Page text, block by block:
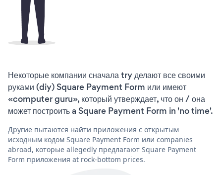
Некоторые компании сначала try делают все своими
руками (diy) Square Payment Form или имеют
«computer guru», который утверждает, что он / она
может построить a Square Payment Form in 'no time'.
Другие пытаются найти приложения с открытым
исходным кодом Square Payment Form или companies
abroad, которые allegedly предлагают Square Payment
Form приложения at rock-bottom prices.